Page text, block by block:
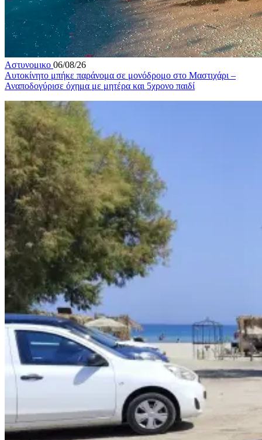
Αστυνομικο 06/08/26
Αυτοκίνητο μπήκε παράνομα σε μονόδρομο στο Μαστιχάρι –
Αναποδογύρισε όχημα με μητέρα και 5χρονο παιδί